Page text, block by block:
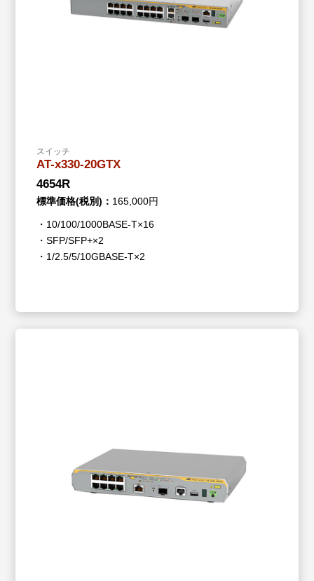
スイッチ
AT-x330-20GTX
4654R
標準価格(税別)： 165,000円
・10/100/1000BASE-T×16
・SFP/SFP+×2
・1/2.5/5/10GBASE-T×2